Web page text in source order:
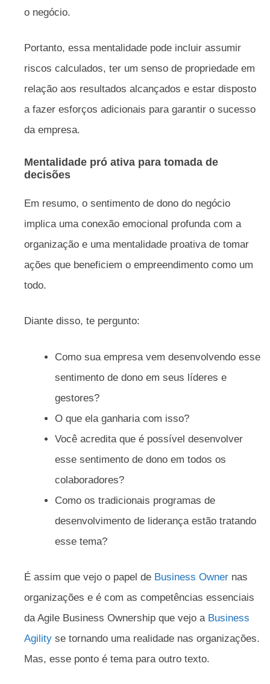
o negócio.
Portanto, essa mentalidade pode incluir assumir
riscos calculados, ter um senso de propriedade em
relação aos resultados alcançados e estar disposto
a fazer esforços adicionais para garantir o sucesso
da empresa.
Mentalidade pró ativa para tomada de
decisões
Em resumo, o sentimento de dono do negócio
implica uma conexão emocional profunda com a
organização e uma mentalidade proativa de tomar
ações que beneficiem o empreendimento como um
todo.
Diante disso, te pergunto:
Como sua empresa vem desenvolvendo esse
sentimento de dono em seus líderes e
gestores?
O que ela ganharia com isso?
Você acredita que é possível desenvolver
esse sentimento de dono em todos os
colaboradores?
Como os tradicionais programas de
desenvolvimento de liderança estão tratando
esse tema?
É assim que vejo o papel de Business Owner nas
organizações e é com as competências essenciais
da Agile Business Ownership que vejo a Business
Agility se tornando uma realidade nas organizações.
Mas, esse ponto é tema para outro texto.